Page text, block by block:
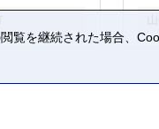
を継続された場合、